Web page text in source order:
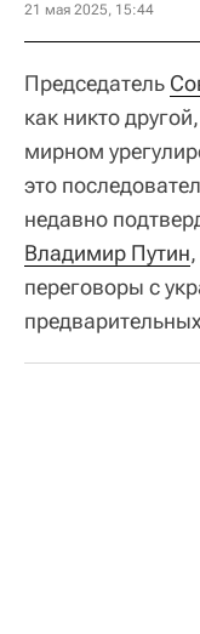
21 мая 2025, 15:44
Председатель
как никто
мирном
это
недавно
Владимир Путин
переговоры с